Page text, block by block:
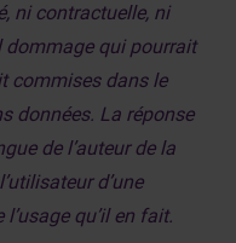
ni contractuelle, ni
dommage qui pourrait
commises dans le
données. La réponse
de l’auteur de la
d’une
qu’il en fait.